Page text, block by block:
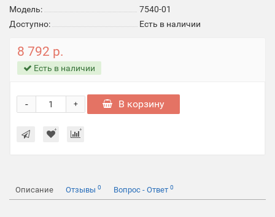
Модель:
7540-01
Доступно:
Есть в наличии
8 792 р.
Есть в наличии
+
- В корзину
Описание Отзывы 0 Вопрос - Ответ 0